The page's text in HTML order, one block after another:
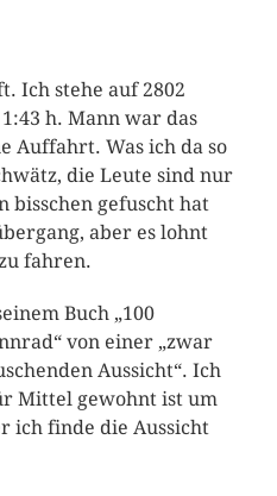
Ich stehe auf 2802
h. Mann war das
Auffahrt. Was ich da so
die Leute sind nur
bisschen gefuscht hat
aber es lohnt
fahren.
Buch „100
von einer „zwar
Aussicht“. Ich
Mittel gewohnt ist um
ich finde die Aussicht